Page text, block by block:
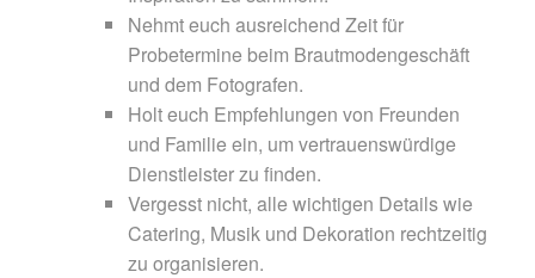
Nehmt euch ausreichend Zeit für
Probetermine beim Brautmodengeschäft
und dem Fotografen.
Holt euch Empfehlungen von Freunden
und Familie ein, um vertrauenswürdige
Dienstleister zu finden.
Vergesst nicht, alle wichtigen Details wie
Catering, Musik und Dekoration rechtzeitig
zu organisieren.